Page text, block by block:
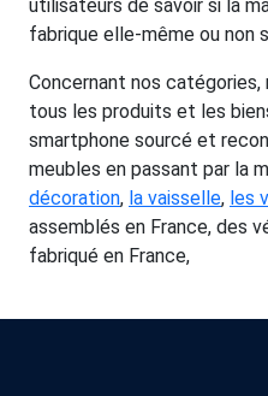
utilisateurs de savoir si la
fabrique elle-même ou non
Concernant nos catégories,
tous les produits et les
smartphone sourcé et
meubles en passant par la
décoration, la vaisselle, les
assemblés en France, des
fabriqué en France,